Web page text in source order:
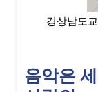
경상남도
음악은